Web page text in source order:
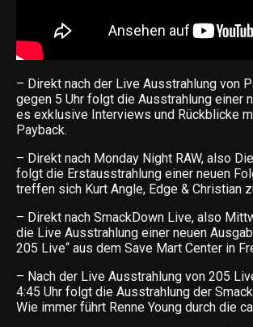
– Direkt nach der Live Ausstrahlung von
gegen 5 Uhr folgt die Ausstrahlung einer
es exklusive Interviews und Rückblicke
Payback.
– Direkt nach Monday Night RAW, also
folgt die Erstausstrahlung einer neuen
treffen sich Kurt Angle, Edge & Christian
– Direkt nach SmackDown Live, also
die Live Ausstrahlung einer neuen
205 Live“ aus dem Save Mart Center in
– Nach der Live Ausstrahlung von 205
4:45 Uhr folgt die Ausstrahlung der
Wie immer führt Renne Young durch die